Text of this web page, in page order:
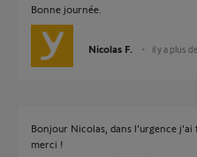
Bonne journée.
Nicolas F. il y a plus
Bonjour Nicolas, dans l'urgence j'ai
merci !